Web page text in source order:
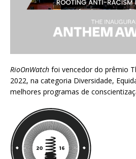
RioOnWatch foi vencedor do prêmio
2022, na categoria Diversidade,
melhores programas de